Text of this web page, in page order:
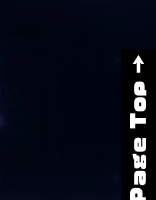
Page Top →